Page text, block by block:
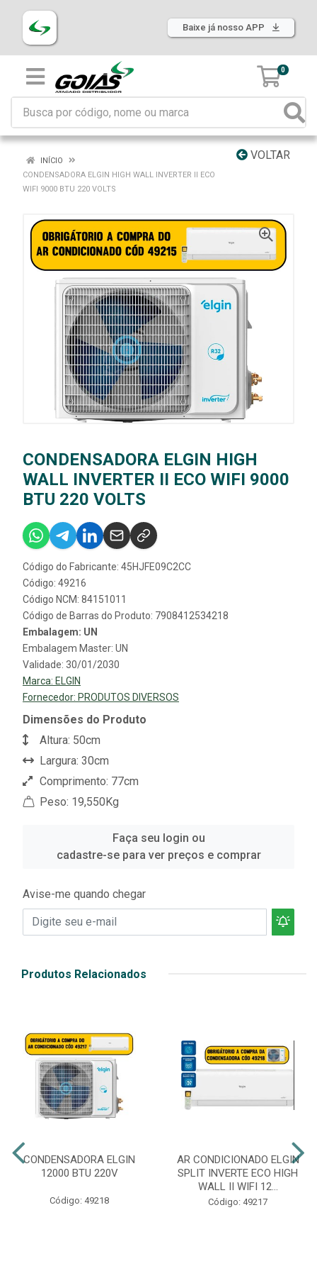
Baixe já nosso APP
0
VOLTAR
INÍCIO
CONDENSADORA ELGIN HIGH WALL INVERTER II ECO
WIFI 9000 BTU 220 VOLTS
CONDENSADORA ELGIN HIGH
WALL INVERTER II ECO WIFI 9000
BTU 220 VOLTS
Código do Fabricante: 45HJFE09C2CC
Código: 49216
Código NCM: 84151011
Código de Barras do Produto: 7908412534218
Embalagem: UN
Embalagem Master: UN
Validade: 30/01/2030
Marca: ELGIN
Fornecedor: PRODUTOS DIVERSOS
Dimensões do Produto
Altura: 50cm
Largura: 30cm
Comprimento: 77cm
Peso: 19,550Kg
Faça seu login ou
cadastre-se para ver preços e comprar
Avise-me quando chegar
Produtos Relacionados
CONDENSADORA ELGIN
12000 BTU 220V
Código: 49218
AR CONDICIONADO ELGIN
SPLIT INVERTE ECO HIGH
WALL II WIFI 12...
Código: 49217